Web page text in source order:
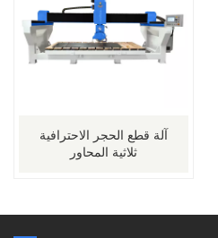
آلة قطع الحجر الاحترافية
ثلاثية المحاور